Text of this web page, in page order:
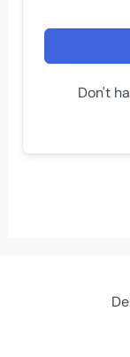
Don't